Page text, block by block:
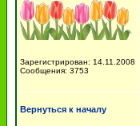
Зарегистрирован: 14.11.2008
Сообщения: 3753
Вернуться к началу